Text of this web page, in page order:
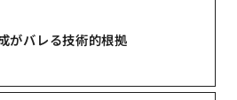
がバレる技術的根拠